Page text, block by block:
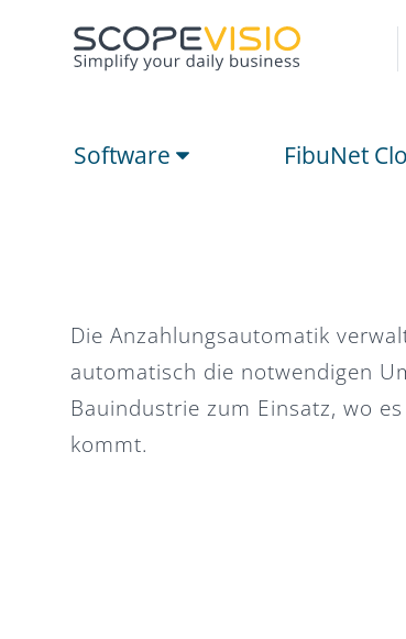
Software FibuNet
Die Anzahlungsautomatik
automatisch die notwendigen
Bauindustrie zum Einsatz, wo
kommt.